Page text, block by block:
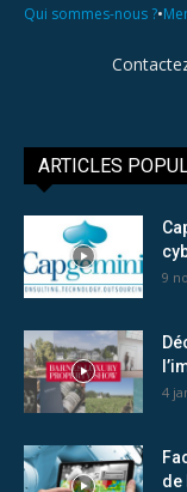
Qui sommes-nous ?•
ARTICLES
9
4
de